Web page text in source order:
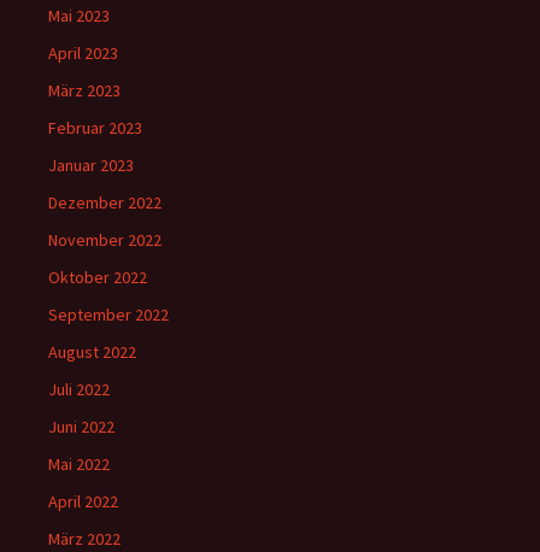
Mai 2023
April 2023
März 2023
Februar 2023
Januar 2023
Dezember 2022
November 2022
Oktober 2022
September 2022
August 2022
Juli 2022
Juni 2022
Mai 2022
April 2022
März 2022